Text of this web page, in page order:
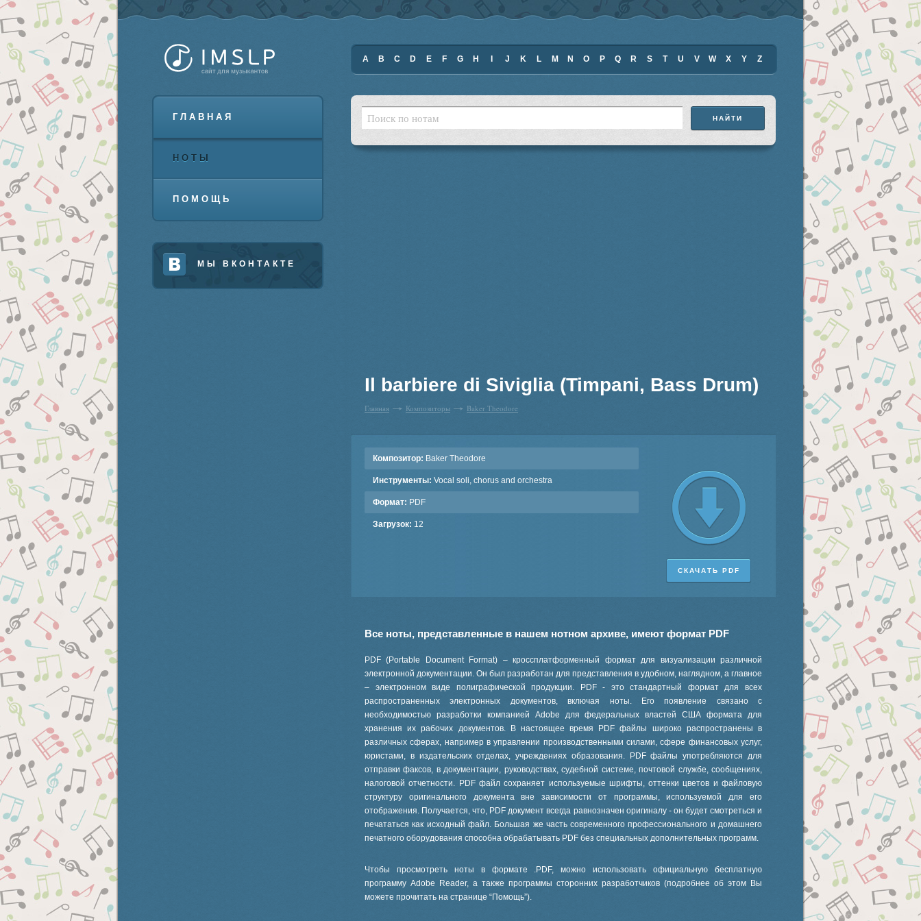
ГЛАВНАЯ
НОТЫ
ПОМОЩЬ
МЫ ВКОНТАКТЕ
A B C D E F G H J K L M N O P Q R S T U V W X Y Z
Il barbiere di Siviglia (Timpani, Bass Drum)
Главная Композиторы Baker Theodore
Композитор: Baker Theodore
Инструменты: Vocal soli, chorus and orchestra
Формат: PDF
Загрузок: 12
СКАЧАТЬ PDF
Все ноты, представленные в нашем нотном архиве, имеют формат PDF
PDF (Portable Document Format) – кроссплатформенный формат для визуализации различной
электронной документации. Он был разработан для представления в удобном, наглядном, а главное
– электронном виде полиграфической продукции. PDF - это стандартный формат для всех
распространенных электронных документов, включая ноты. Его появление связано с
необходимостью разработки компанией Adobe для федеральных властей США формата для
хранения их рабочих документов. В настоящее время PDF файлы широко распространены в
различных сферах, например в управлении производственными силами, сфере финансовых услуг,
юристами, в издательских отделах, учреждениях образования. PDF файлы употребляются для
отправки факсов, в документации, руководствах, судебной системе, почтовой службе, сообщениях,
налоговой отчетности. PDF файл сохраняет используемые шрифты, оттенки цветов и файловую
структуру оригинального документа вне зависимости от программы, используемой для его
отображения. Получается, что, PDF документ всегда равнозначен оригиналу - он будет смотреться и
печататься как исходный файл. Большая же часть современного профессионального и домашнего
печатного оборудования способна обрабатывать PDF без специальных дополнительных программ.
Чтобы просмотреть ноты в формате .PDF, можно использовать официальную бесплатную
программу Adobe Reader, а также программы сторонних разработчиков (подробнее об этом Вы
можете прочитать на странице “Помощь”).